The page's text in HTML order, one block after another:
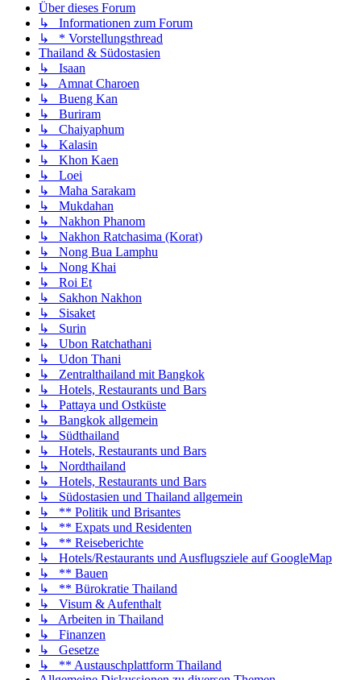
Über dieses Forum
↳ Informationen zum Forum
↳ * Vorstellungsthread
Thailand & Südostasien
↳ Isaan
↳ Amnat Charoen
↳ Bueng Kan
↳ Buriram
↳ Chaiyaphum
↳ Kalasin
↳ Khon Kaen
↳ Loei
↳ Maha Sarakam
↳ Mukdahan
↳ Nakhon Phanom
↳ Nakhon Ratchasima (Korat)
↳ Nong Bua Lamphu
↳ Nong Khai
↳ Roi Et
↳ Sakhon Nakhon
↳ Sisaket
↳ Surin
↳ Ubon Ratchathani
↳ Udon Thani
↳ Zentralthailand mit Bangkok
↳ Hotels, Restaurants und Bars
↳ Pattaya und Ostküste
↳ Bangkok allgemein
↳ Südthailand
↳ Hotels, Restaurants und Bars
↳ Nordthailand
↳ Hotels, Restaurants und Bars
↳ Südostasien und Thailand allgemein
↳ ** Politik und Brisantes
↳ ** Expats und Residenten
↳ ** Reiseberichte
↳ Hotels/Restaurants und Ausflugsziele auf GoogleMap
↳ ** Bauen
↳ ** Bürokratie Thailand
↳ Visum & Aufenthalt
↳ Arbeiten in Thailand
↳ Finanzen
↳ Gesetze
↳ ** Austauschplattform Thailand